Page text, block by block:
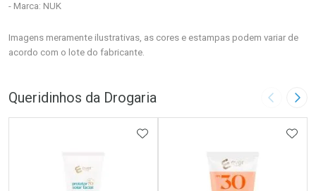
- Marca: NUK
Imagens meramente ilustrativas, as cores e estampas podem variar de
acordo com o lote do fabricante.
Queridinhos da Drogaria Imagem
ADICIONAR AOS FAVORITOS